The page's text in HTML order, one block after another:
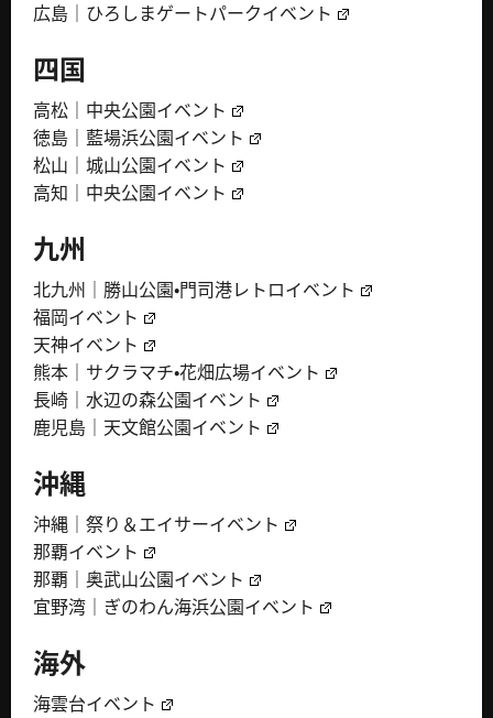
広島｜ひろしまゲートパークイベント
四国
高松｜中央公園イベント
徳島｜藍場浜公園イベント
松山｜城山公園イベント
高知｜中央公園イベント
九州
北九州｜勝山公園・門司港レトロイベント
福岡イベント
天神イベント
熊本｜サクラマチ・花畑広場イベント
長崎｜水辺の森公園イベント
鹿児島｜天文館公園イベント
沖縄
沖縄｜祭り＆エイサーイベント
那覇イベント
那覇｜奥武山公園イベント
宜野湾｜ぎのわん海浜公園イベント
海外
海雲台イベント